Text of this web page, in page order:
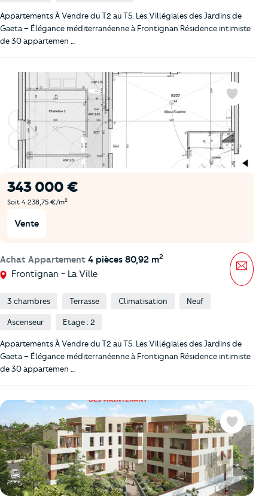
Appartements À Vendre du T2 au T5. Les Villégiales des Jardins de
Gaeta – Élégance méditerranéenne à Frontignan Résidence intimiste
de 30 appartemen …
343 000 €
Soit 4 238,75 €/m2
Vente
Achat Appartement 4 pièces 80,92 m2
Frontignan - La Ville
Favoris
3 chambres Terrasse Climatisation Neuf
Ascenseur Etage : 2
Appartements À Vendre du T2 au T5. Les Villégiales des Jardins de
Gaeta – Élégance méditerranéenne à Frontignan Résidence intimiste
de 30 appartemen …
Favoris